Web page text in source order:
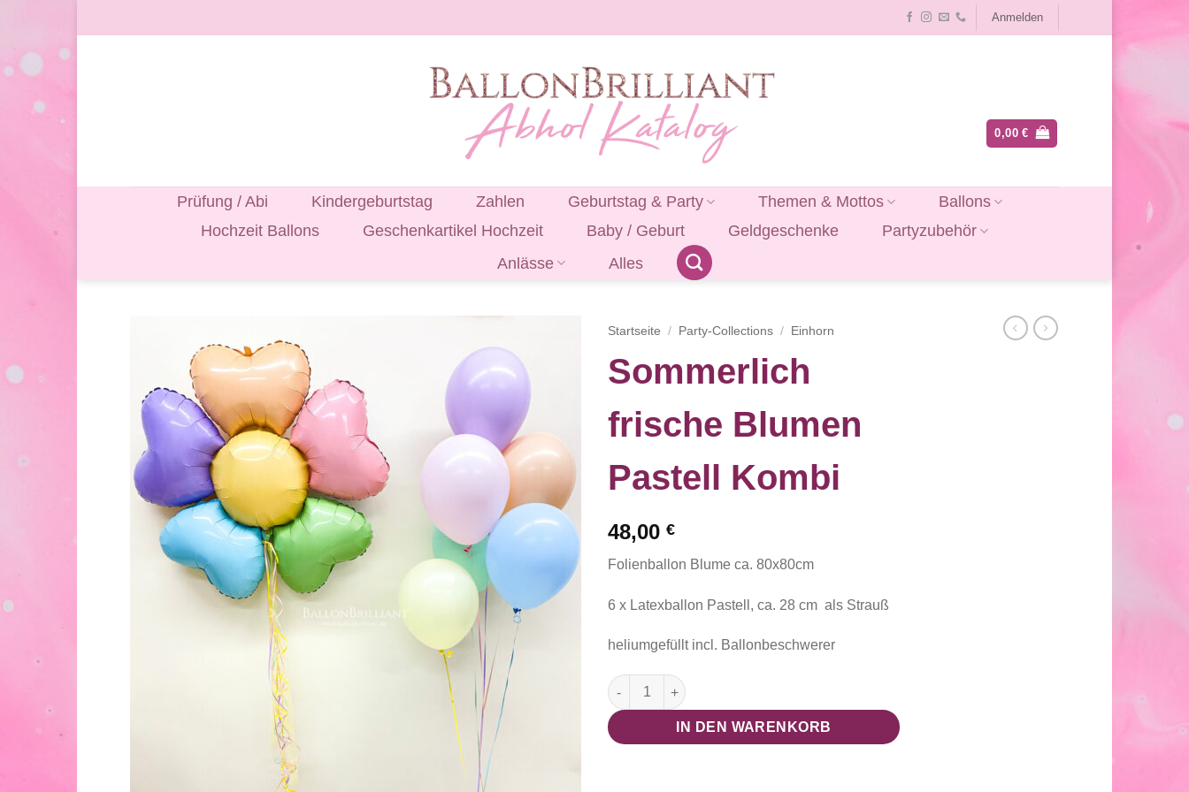
Inhalt
Anmelden
0,00€
Prüfung / Abi Kindergeburtstag Zahlen Geburtstag & Party Themen & Mottos
Ballons
Hochzeit Ballons
Geschenkartikel Hochzeit Baby / Geburt Geldgeschenke
Partyzubehör
Anlässe
Alles
Startseite / Party-Collections / Einhorn
Sommerlich
frische Blumen
Pastell Kombi
48,00 €
Folienballon Blume ca. 80x80cm
6 x Latexballon Pastell, ca. 28 cm als Strauß
heliumgefüllt incl. Ballonbeschwerer
Sommerlich frische Blumen Pastell Kombi Menge
IN DEN WARENKORB